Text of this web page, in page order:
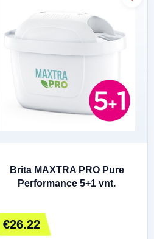
Brita MAXTRA PRO Pure
Performance 5+1 vnt.
€26.22